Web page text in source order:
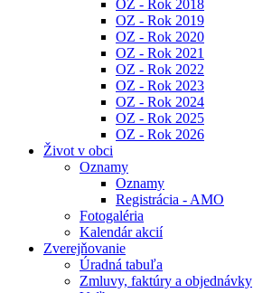
OZ - Rok 2018
OZ - Rok 2019
OZ - Rok 2020
OZ - Rok 2021
OZ - Rok 2022
OZ - Rok 2023
OZ - Rok 2024
OZ - Rok 2025
OZ - Rok 2026
Život v obci
Oznamy
Oznamy
Registrácia - AMO
Fotogaléria
Kalendár akcií
Zverejňovanie
Úradná tabuľa
Zmluvy, faktúry a objednávky